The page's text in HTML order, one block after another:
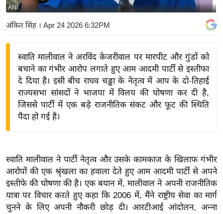
बि
ज़
ने
द्यो
शे
ष
ज्ञ
रा
य
ANI
अंकित सिंह। Apr 24 2026 6:32PM
स्वाति मालीवाल ने अरविंद केजरीवाल पर मारपीट और गुंडों को
बचाने का गंभीर आरोप लगाते हुए आम आदमी पार्टी से इस्तीफा
दे दिया है। इसी बीच राघव चड्ढा के नेतृत्व में आप के दो-तिहाई
राज्यसभा सांसदों ने भाजपा में विलय की घोषणा कर दी है,
जिससे पार्टी में एक बड़े राजनीतिक संकट और फूट की स्थिति
पैदा हो गई है।
स्वाति मालीवाल ने पार्टी नेतृत्व और उसके कामकाज के खिलाफ गंभीर
आरोपों की एक श्रृंखला का हवाला देते हुए आम आदमी पार्टी से अपने
इस्तीफे की घोषणा की है। एक बयान में, मालीवाल ने अपनी राजनीतिक
यात्रा पर विचार करते हुए कहा कि 2006 में, मैंने राष्ट्रीय सेवा का मार्ग
चुनने के लिए अपनी नौकरी छोड़ दी। आरटीआई आंदोलन, अन्ना